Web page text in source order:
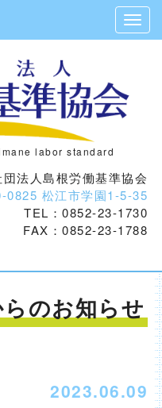
labor standard
法人島根労働基準協会
0825 松江市学園1-5-35
TEL：0852-23-1730
FAX：0852-23-1788
のお知らせ
2023.06.09